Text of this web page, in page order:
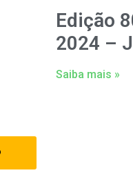
Edição
2024 –
Saiba mais »